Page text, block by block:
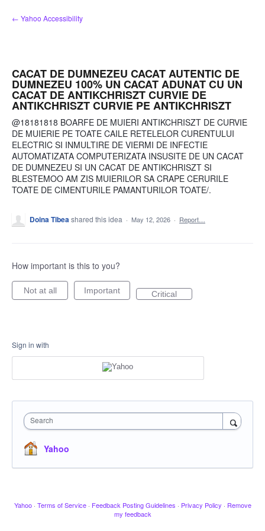
Skip
to
← Yahoo Accessibility
CACAT DE DUMNEZEU CACAT AUTENTIC DE
DUMNEZEU 100% UN CACAT ADUNAT CU UN
CACAT DE ANTIKCHRISZT CURVIE DE
ANTIKCHRISZT CURVIE PE ANTIKCHRISZT
@18181818 BOARFE DE MUIERI ANTIKCHRISZT DE CURVIE
DE MUIERIE PE TOATE CAILE RETELELOR CURENTULUI
ELECTRIC SI INMULTIRE DE VIERMI DE INFECTIE
AUTOMATIZATA COMPUTERIZATA INSUSITE DE UN CACAT
DE DUMNEZEU SI UN CACAT DE ANTIKCHRISZT SI
BLESTEMOO AM ZIS MUIERILOR SA CRAPE CERURILE
TOATE DE CIMENTURILE PAMANTURILOR TOATE/.
Doina Tibeashared this idea · May 12, 2026 · Report…
How important is this to you?
Not at all Important Critical
Sign in with
Search
Yahoo
Yahoo · Terms of Service · Feedback Posting Guidelines · Privacy Policy · Remove
my feedback